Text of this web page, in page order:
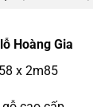
Hoàng Gia
x 2m85